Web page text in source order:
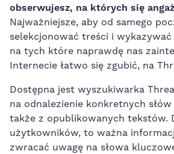
obserwujesz, na których się
Najważniejsze, aby od samego
selekcjonować treści i
na tych które naprawdę nas
Internecie łatwo się zgubić, na
Dostępna jest wyszukiwarka
na odnalezienie konkretnych
także z opublikowanych tekstów.
użytkowników, to ważna
zwracać uwagę na słowa